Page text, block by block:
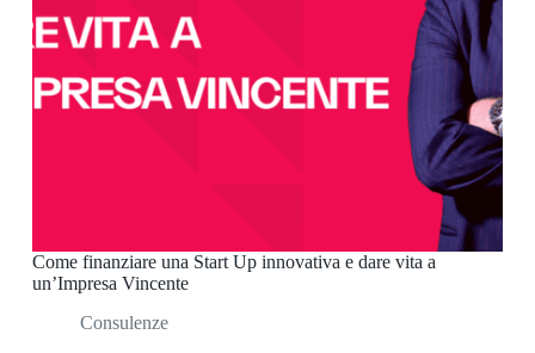
Come finanziare una Start Up innovativa e dare vita a
un’Impresa Vincente
Consulenze